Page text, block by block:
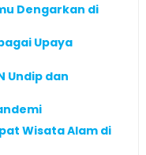
Dengarkan di
Upaya
Undip dan
Wisata Alam di